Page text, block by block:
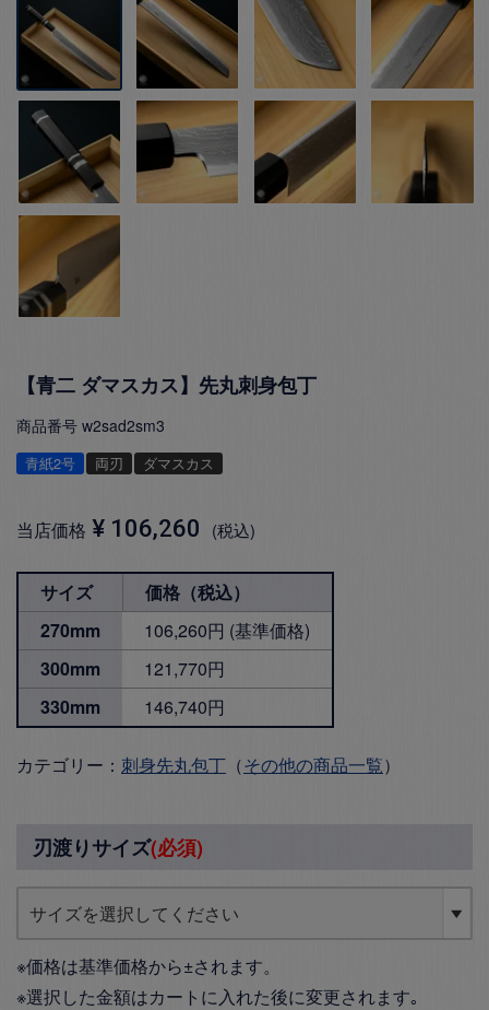
【青二 ダマスカス】先丸刺身包丁
商品番号 w2sad2sm3
青紙2号 両刃 ダマスカス
当店価格 ¥ 106,260 税込
サイズ
価格（税込）
270mm
106,260円 (基準価格)
300mm
121,770円
330mm
146,740円
カテゴリー： 刺身先丸包丁 （その他の商品一覧）
刃渡りサイズ(必須)
※価格は基準価格から±されます。
※選択した金額はカートに入れた後に変更されます｡